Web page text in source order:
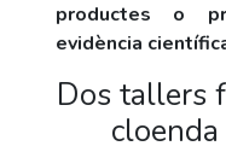
productes o
evidència
Dos tallers
cloenda